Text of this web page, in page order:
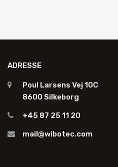
ADRESSE
Poul Larsens Vej 10C
8600 Silkeborg
+45 87 25 11 20
mail@wibotec.com